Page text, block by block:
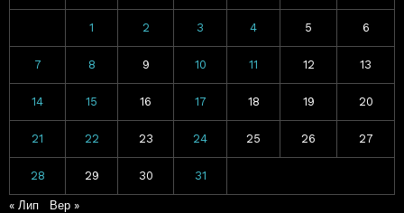
1 2 3 4 5 6
7 8 9 10 11 12 13
14 15 16 17 18 19 20
21 22 23 24 25 26 27
28 29 30 31
« Лип Вер »